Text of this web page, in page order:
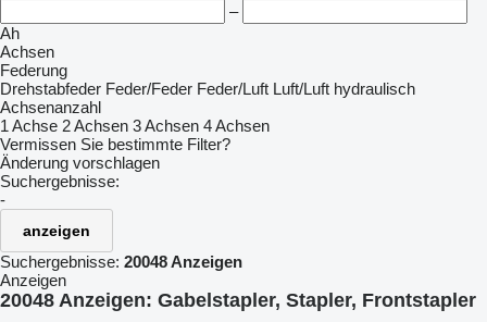
–
Ah
Achsen
Federung
Drehstabfeder Feder/Feder Feder/Luft Luft/Luft hydraulisch
Achsenanzahl
1 Achse 2 Achsen 3 Achsen 4 Achsen
Vermissen Sie bestimmte Filter?
Änderung vorschlagen
Suchergebnisse:
-
anzeigen
Suchergebnisse: 20048 Anzeigen
Anzeigen
20048 Anzeigen: Gabelstapler, Stapler, Frontstapler